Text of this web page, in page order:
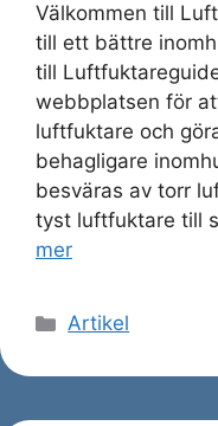
Välkommen till
till ett bättre
till
webbplatsen för
luftfuktare och
behagligare
besväras av torr
tyst luftfuktare till
mer
Kategorier
Artikel